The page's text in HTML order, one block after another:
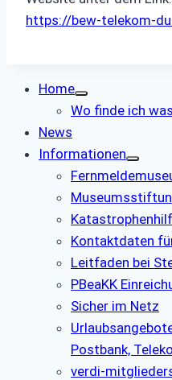
https://bew-telekom-
Home
Wo finde ich was
News
Informationen
Kontaktdaten
Leitfaden bei
PBeaKK
Sicher im Netz
Postbank,
verdi-